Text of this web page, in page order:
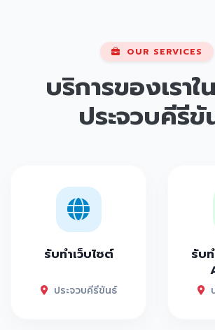
OUR SERVICES
บริการของเรา
ประจวบคีรีขั
รับทำเว็บไซต์
ประจวบคีรีขันธ์
รับ